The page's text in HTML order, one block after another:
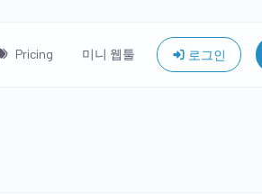
Pricing 미니 웹툴 로그인